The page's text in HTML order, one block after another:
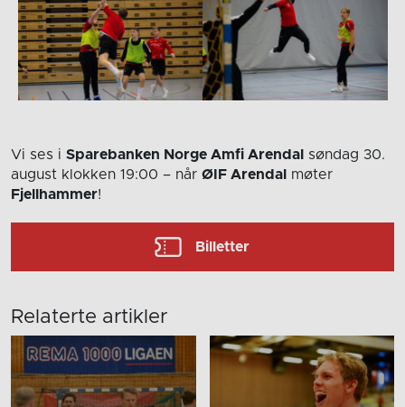
Vi ses i Sparebanken Norge Amfi Arendal
søndag 30.
august klokken 19:00 – når ØIF Arendal
møter
Fjellhammer!
Billetter
Relaterte artikler